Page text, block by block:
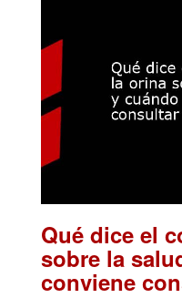
Qué dice el
sobre la
conviene